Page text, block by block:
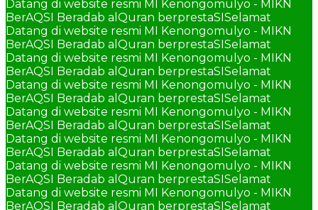
Datang di website resmi MI Kenongomulyo - MIKN
BerAQSI Beradab alQuran berprestaSISelamat
Datang di website resmi MI Kenongomulyo - MIKN
BerAQSI Beradab alQuran berprestaSISelamat
Datang di website resmi MI Kenongomulyo - MIKN
BerAQSI Beradab alQuran berprestaSISelamat
Datang di website resmi MI Kenongomulyo - MIKN
BerAQSI Beradab alQuran berprestaSISelamat
Datang di website resmi MI Kenongomulyo - MIKN
BerAQSI Beradab alQuran berprestaSISelamat
Datang di website resmi MI Kenongomulyo - MIKN
BerAQSI Beradab alQuran berprestaSISelamat
Datang di website resmi MI Kenongomulyo - MIKN
BerAQSI Beradab alQuran berprestaSISelamat
Datang di website resmi MI Kenongomulyo - MIKN
BerAQSI Beradab alQuran berprestaSISelamat